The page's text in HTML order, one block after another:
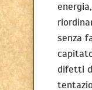
senza
difetti